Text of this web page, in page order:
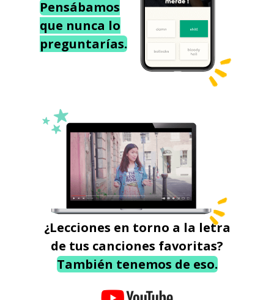
Pensábamos
que nunca lo
preguntarías.
¿Lecciones en torno a la letra
de tus canciones favoritas?
También tenemos de eso.